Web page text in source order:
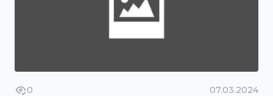
0 07.03.2024